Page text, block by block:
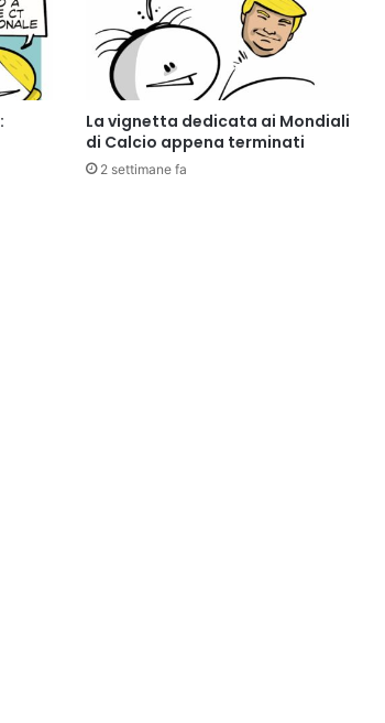
La vignetta dedicata ai Mondiali
di Calcio appena terminati
2 settimane fa